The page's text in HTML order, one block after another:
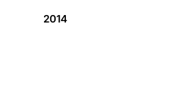
2014